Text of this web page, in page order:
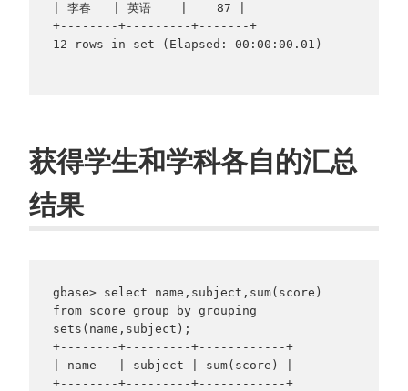
| 李春   | 英语    |    87 |
+--------+---------+-------+
12 rows in set (Elapsed: 00:00:00.01)
获得学生和学科各自的汇总
结果
gbase> select name,subject,sum(score)
from score group by grouping
sets(name,subject);
+--------+---------+------------+
| name   | subject | sum(score) |
+--------+---------+------------+